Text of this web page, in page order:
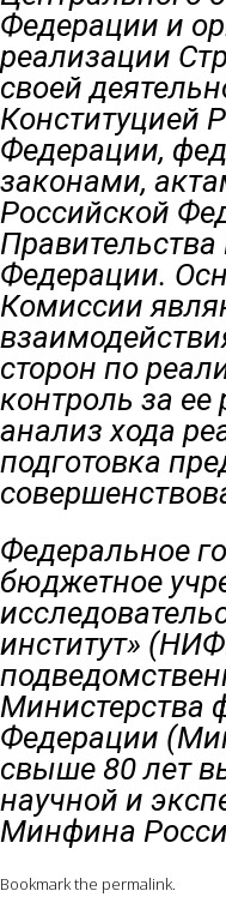
Федерации и
реализации
своей
Конституцией
Федерации,
законами,
Российской
Федерации.
Комиссии
сторон по
контроль за
анализ хода
подготовка
Федеральное
бюджетное
институт»
Министерства
Федерации
свыше 80 лет
научной и
Минфина
Bookmark the permalink.